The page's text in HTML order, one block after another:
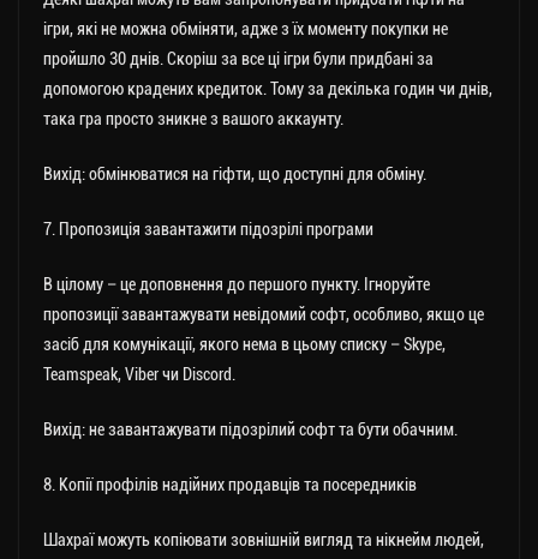
ігри, які не можна обміняти, адже з їх моменту покупки не
пройшло 30 днів. Скоріш за все ці ігри були придбані за
допомогою крадених кредиток. Тому за декілька годин чи днів,
така гра просто зникне з вашого аккаунту.
Вихід: обмінюватися на гіфти, що доступні для обміну.
7. Пропозиція завантажити підозрілі програми
В цілому – це доповнення до першого пункту. Ігноруйте
пропозиції завантажувати невідомий софт, особливо, якщо це
засіб для комунікації, якого нема в цьому списку – Skype,
Teamspeak, Viber чи Discord.
Вихід: не завантажувати підозрілий софт та бути обачним.
8. Копії профілів надійних продавців та посередників
Шахраї можуть копіювати зовнішній вигляд та нікнейм людей,